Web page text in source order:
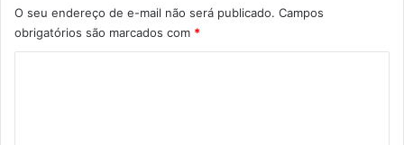
O seu endereço de e-mail não será publicado. Campos
obrigatórios são marcados com *